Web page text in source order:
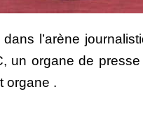
l’arène
un organe de
organe .